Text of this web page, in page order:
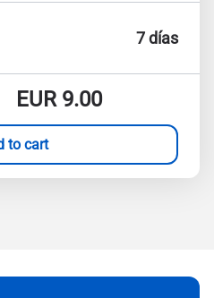
7 días
EUR9.00
to cart